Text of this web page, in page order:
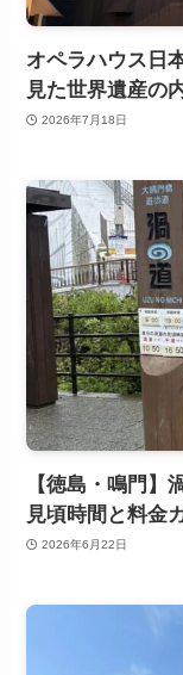
オペラハウス日
見た世界遺産の
2026年7月18日
【徳島・鳴門】
見頃時間と料金
2026年6月22日